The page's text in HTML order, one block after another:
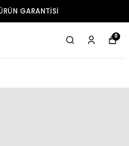
GARANTİSİ
0